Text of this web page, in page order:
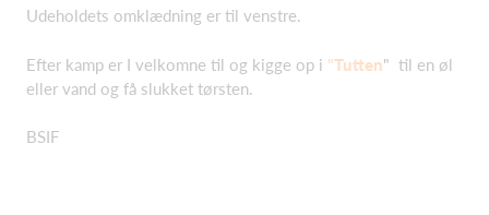
Udeholdets omklædning er til venstre.
Efter kamp er I velkomne til og kigge op i "Tutten" til en øl
eller vand og få slukket tørsten.
BSIF